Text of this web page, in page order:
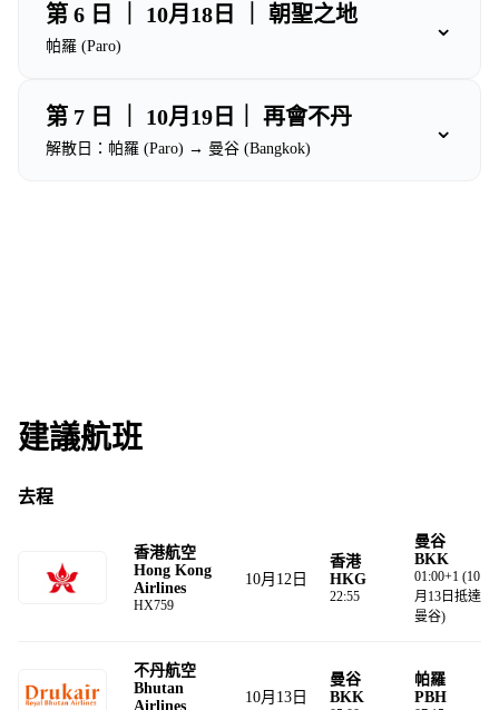
第 6 日 ｜ 10月18日 ｜ 朝聖之地
帕羅 (Paro)
⌄
第 7 日 ｜ 10月19日｜ 再會不丹
解散日：帕羅 (Paro) → 曼谷 (Bangkok)
⌄
建議航班
去程
香港航空
Hong Kong
Airlines
HX759
10月12日
香港
HKG
22:55
曼⾕
BKK
01:00+1 (10
月13日抵達
曼谷)
不丹航空
Bhutan
Airlines
10月13日
曼⾕
BKK
帕羅
PBH